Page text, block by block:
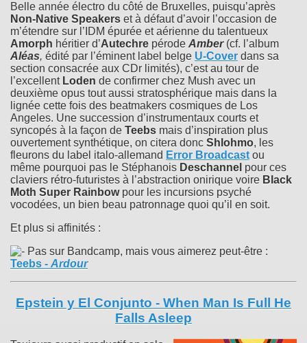
Belle année électro du côté de Bruxelles, puisqu’après
Non-Native Speakers et à défaut d’avoir l’occasion de
m’étendre sur l’IDM épurée et aérienne du talentueux
Amorph héritier d’Autechre pérode Amber (cf. l’album
Aléas, édité par l’éminent label belge U-Cover dans sa
section consacrée aux CDr limités), c’est au tour de
l’excellent Loden de confirmer chez Mush avec un
deuxième opus tout aussi stratosphérique mais dans la
lignée cette fois des beatmakers cosmiques de Los
Angeles. Une succession d’instrumentaux courts et
syncopés à la façon de Teebs mais d’inspiration plus
ouvertement synthétique, on citera donc Shlohmo, les
fleurons du label italo-allemand Error Broadcast ou
même pourquoi pas le Stéphanois Deschannel pour ces
claviers rétro-futuristes à l’abstraction onirique voire Black
Moth Super Rainbowpour les incursions psyché
vocodées, un bien beau patronnage quoi qu’il en soit.
Et plus si affinités :
Pas sur Bandcamp, mais vous aimerez peut-être :
Teebs - Ardour
Epstein y El Conjunto - When Man Is Full He
Falls Asleep